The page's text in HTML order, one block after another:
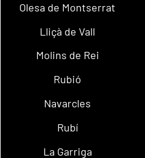
Olesa de Montserrat
Lliçà de Vall
Molins de Rei
Rubió
Navarcles
Rubí
La Garriga